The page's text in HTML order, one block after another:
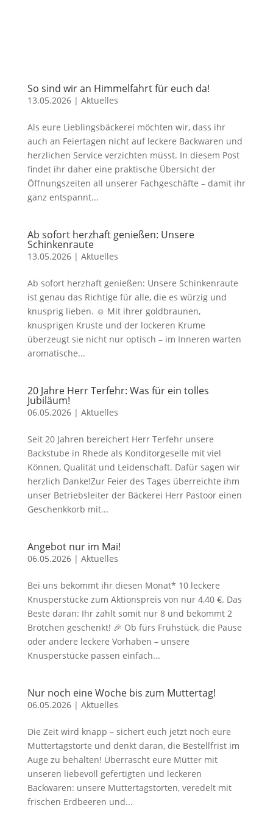
So sind wir an Himmelfahrt für euch da!
13.05.2026| Aktuelles
Als eure Lieblingsbäckerei möchten wir, dass ihr
auch an Feiertagen nicht auf leckere Backwaren und
herzlichen Service verzichten müsst. In diesem Post
findet ihr daher eine praktische Übersicht der
Öffnungszeiten all unserer Fachgeschäfte – damit ihr
ganz entspannt...
Ab sofort herzhaft genießen: Unsere
Schinkenraute
13.05.2026| Aktuelles
Ab sofort herzhaft genießen: Unsere Schinkenraute
ist genau das Richtige für alle, die es würzig und
knusprig lieben. ☺️ Mit ihrer goldbraunen,
knusprigen Kruste und der lockeren Krume
überzeugt sie nicht nur optisch – im Inneren warten
aromatische...
20 Jahre Herr Terfehr: Was für ein tolles
Jubiläum!
06.05.2026| Aktuelles
Seit 20 Jahren bereichert Herr Terfehr unsere
Backstube in Rhede als Konditorgeselle mit viel
Können, Qualität und Leidenschaft. Dafür sagen wir
herzlich Danke!Zur Feier des Tages überreichte ihm
unser Betriebsleiter der Bäckerei Herr Pastoor einen
Geschenkkorb mit...
Angebot nur im Mai!
06.05.2026| Aktuelles
Bei uns bekommt ihr diesen Monat* 10 leckere
Knusperstücke zum Aktionspreis von nur 4,40 €. Das
Beste daran: Ihr zahlt somit nur 8 und bekommt 2
Brötchen geschenkt! 🎉 Ob fürs Frühstück, die Pause
oder andere leckere Vorhaben – unsere
Knusperstücke passen einfach...
Nur noch eine Woche bis zum Muttertag!
06.05.2026| Aktuelles
Die Zeit wird knapp – sichert euch jetzt noch eure
Muttertagstorte und denkt daran, die Bestellfrist im
Auge zu behalten! Überrascht eure Mütter mit
unseren liebevoll gefertigten und leckeren
Backwaren: unsere Muttertagstorten, veredelt mit
frischen Erdbeeren und...